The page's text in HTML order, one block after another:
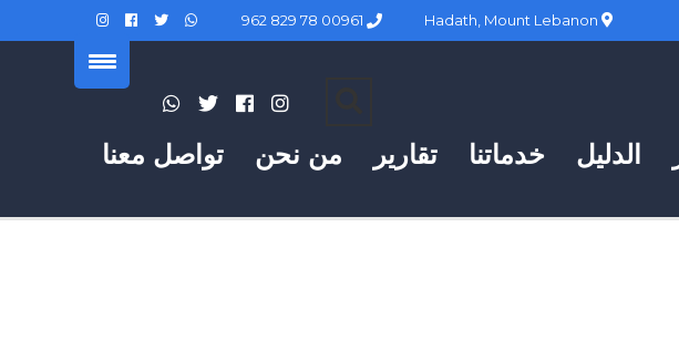
تواصل معنا من نحن تقارير خدماتنا الدليل